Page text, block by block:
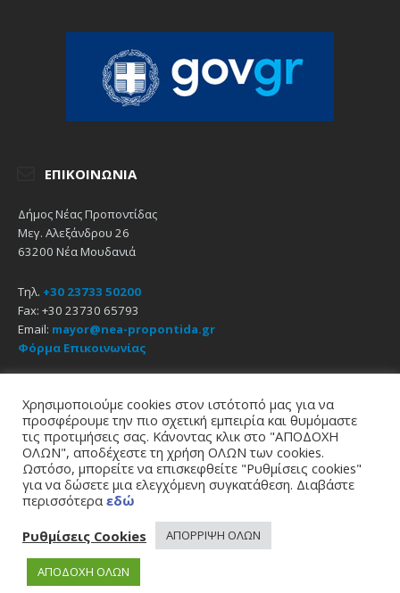
ΕΠΙΚΟΙΝΩΝΊΑ
Δήμος Νέας Προποντίδας
Μεγ. Αλεξάνδρου 26
63200 Νέα Μουδανιά
Τηλ. +30 23733 50200
Fax: +30 23730 65793
Email: mayor@nea-propontida.gr
Φόρμα Επικοινωνίας
EmailFacebookYouTube
Αρχική Πολιτική Απορρήτου Πολιτική Cookies
© 2021
Χρησιμοποιούμε cookies στον ιστότοπό μας για να
προσφέρουμε την πιο σχετική εμπειρία και θυμόμαστε
τις προτιμήσεις σας. Κάνοντας κλικ στο "ΑΠΟΔΟΧΗ
ΟΛΩΝ", αποδέχεστε τη χρήση ΟΛΩΝ των cookies.
Ωστόσο, μπορείτε να επισκεφθείτε "Ρυθμίσεις cookies"
για να δώσετε μια ελεγχόμενη συγκατάθεση. Διαβάστε
περισσότερα εδώ
Ρυθμίσεις Cookies
ΑΠΟΡΡΙΨΗ ΟΛΩΝ
ΑΠΟΔΟΧΗ ΟΛΩΝ